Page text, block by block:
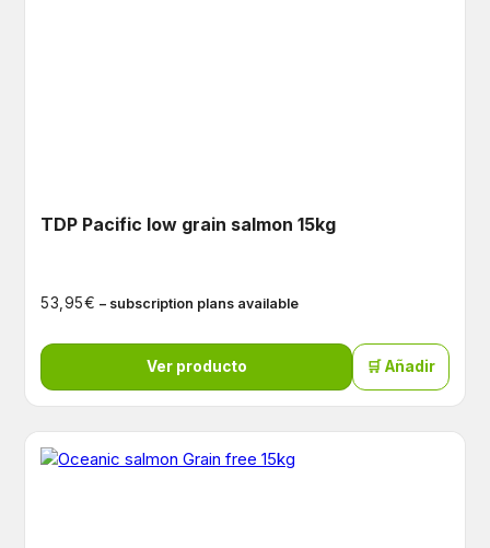
TDP Pacific low grain salmon 15kg
53,95€ – subscription plans available
Ver producto 🛒 Añadir